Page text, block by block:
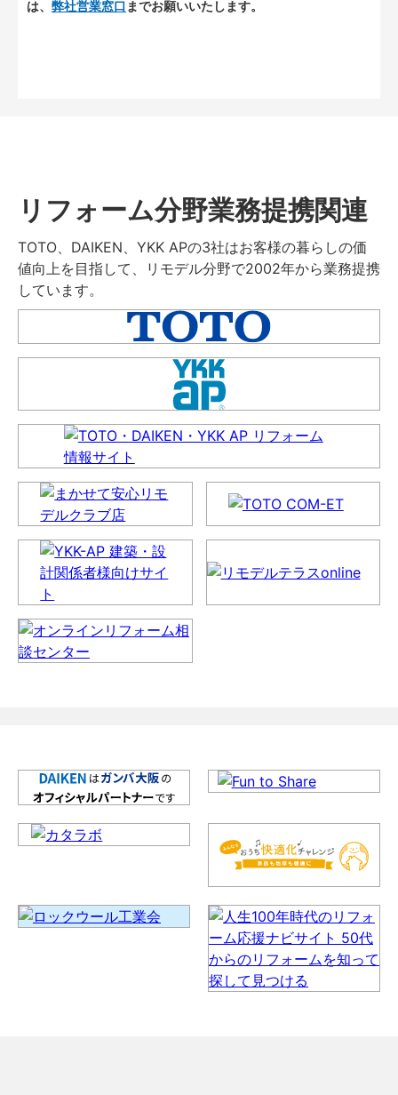
は、 弊社営業窓口 までお願いいたします。
リフォーム分野業務提携関連
TOTO、DAIKEN、YKK APの3社はお客様の暮らしの価
値向上を目指して、リモデル分野で2002年から業務提携
しています。